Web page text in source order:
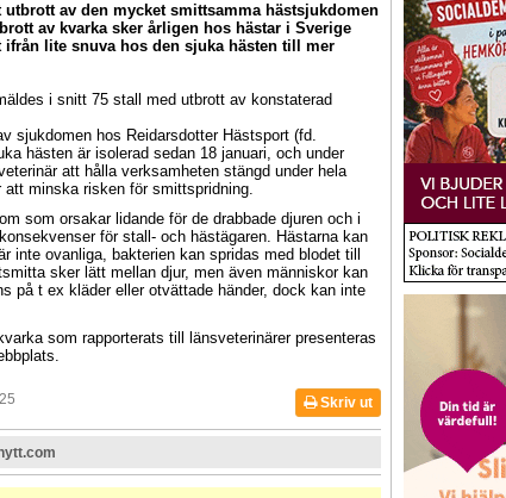
utbrott av den mycket smittsamma hästsjukdomen
av kvarka sker årligen hos hästar i Sverige
lite snuva hos den sjuka hästen till mer
i snitt 75 stall med utbrott av konstaterad
sjukdomen hos Reidarsdotter Hästsport (fd.
hästen är isolerad sedan 18 januari, och under
att hålla verksamheten stängd under hela
minska risken för smittspridning.
som orsakar lidande för de drabbade djuren och i
för stall- och hästägaren. Hästarna kan
inte ovanliga, bakterien kan spridas med blodet till
sker lätt mellan djur, men även människor kan
på t ex kläder eller otvättade händer, dock kan inte
som rapporterats till länsveterinärer presenteras
Skriv ut